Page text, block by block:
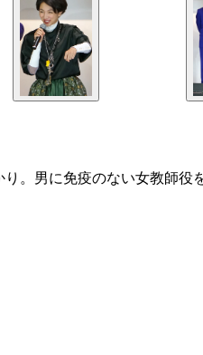
。男に免疫のない女教師